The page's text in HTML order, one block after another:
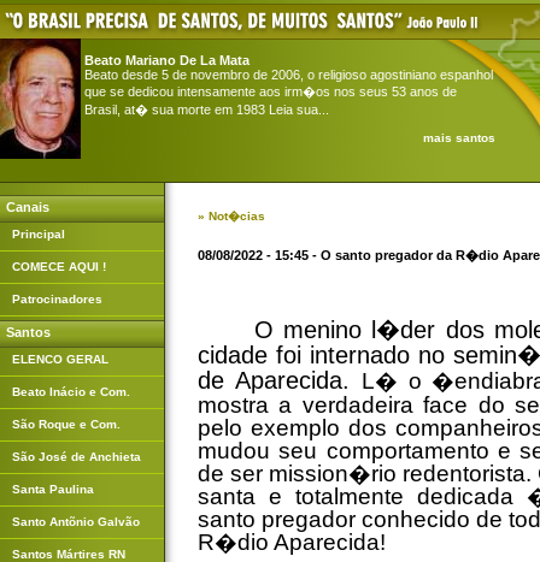
Beato Mariano De La Mata
Beato desde 5 de novembro de 2006, o religioso agostiniano espanhol
que se dedicou intensamente aos irm�os nos seus 53 anos de
Brasil, at� sua morte em 1983 Leia sua...
mais santos
Canais
Principal
COMECE AQUI !
Patrocinadores
Santos
ELENCO GERAL
Beato Inácio e Com.
São Roque e Com.
São José de Anchieta
Santa Paulina
Santo Antõnio Galvão
Santos Mártires RN
» Not�cias
08/08/2022 - 15:45 - O santo pregador da R�dio
O menino l�der dos
cidade foi internado no
de Aparecida. L� o
mostra a verdadeira face do
pelo exemplo dos
mudou seu comportamento e
de ser mission�rio
santa e totalmente
santo pregador conhecido de
R�dio Aparecida!